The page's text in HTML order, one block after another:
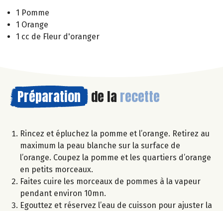
1 Pomme
1 Orange
1 cc de Fleur d'oranger
Préparation de la recette
Rincez et épluchez la pomme et l’orange. Retirez au
maximum la peau blanche sur la surface de
l’orange. Coupez la pomme et les quartiers d’orange
en petits morceaux.
Faites cuire les morceaux de pommes à la vapeur
pendant environ 10mn.
Egouttez et réservez l’eau de cuisson pour ajuster la